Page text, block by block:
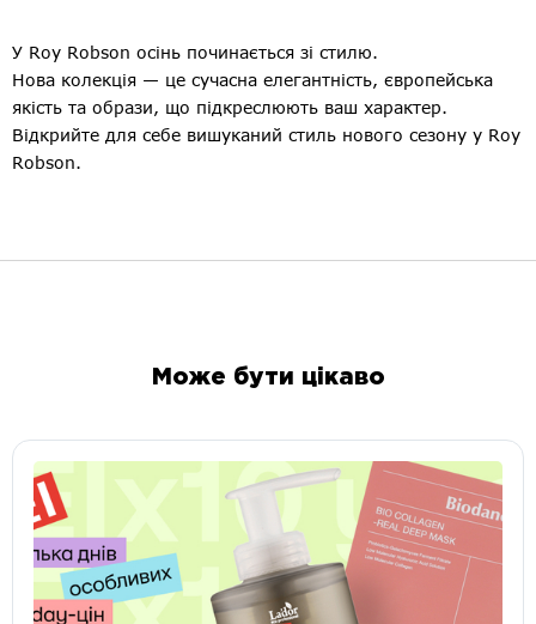
У Roy Robson осінь починається зі стилю.
Нова колекція — це сучасна елегантність, європейська
якість та образи, що підкреслюють ваш характер.
Відкрийте для себе вишуканий стиль нового сезону у Roy
Robson.
Може бути цікаво